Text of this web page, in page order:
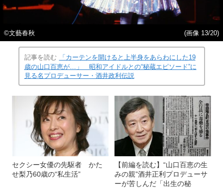
©︎文藝春秋 (画像 13/20)
記事を読む
「カーテンを開けると上半身をあらわにした19
歳の山口百恵が…」 昭和アイドルとの“秘蔵エピソード”に
見る名プロデューサー・酒井政利伝説
セクシー女優の先駆者 かた
せ梨乃60歳の“私生活”
【前編を読む】“山口百恵の生
みの親”酒井正利プロデューサ
ーが苦しんだ「出生の秘